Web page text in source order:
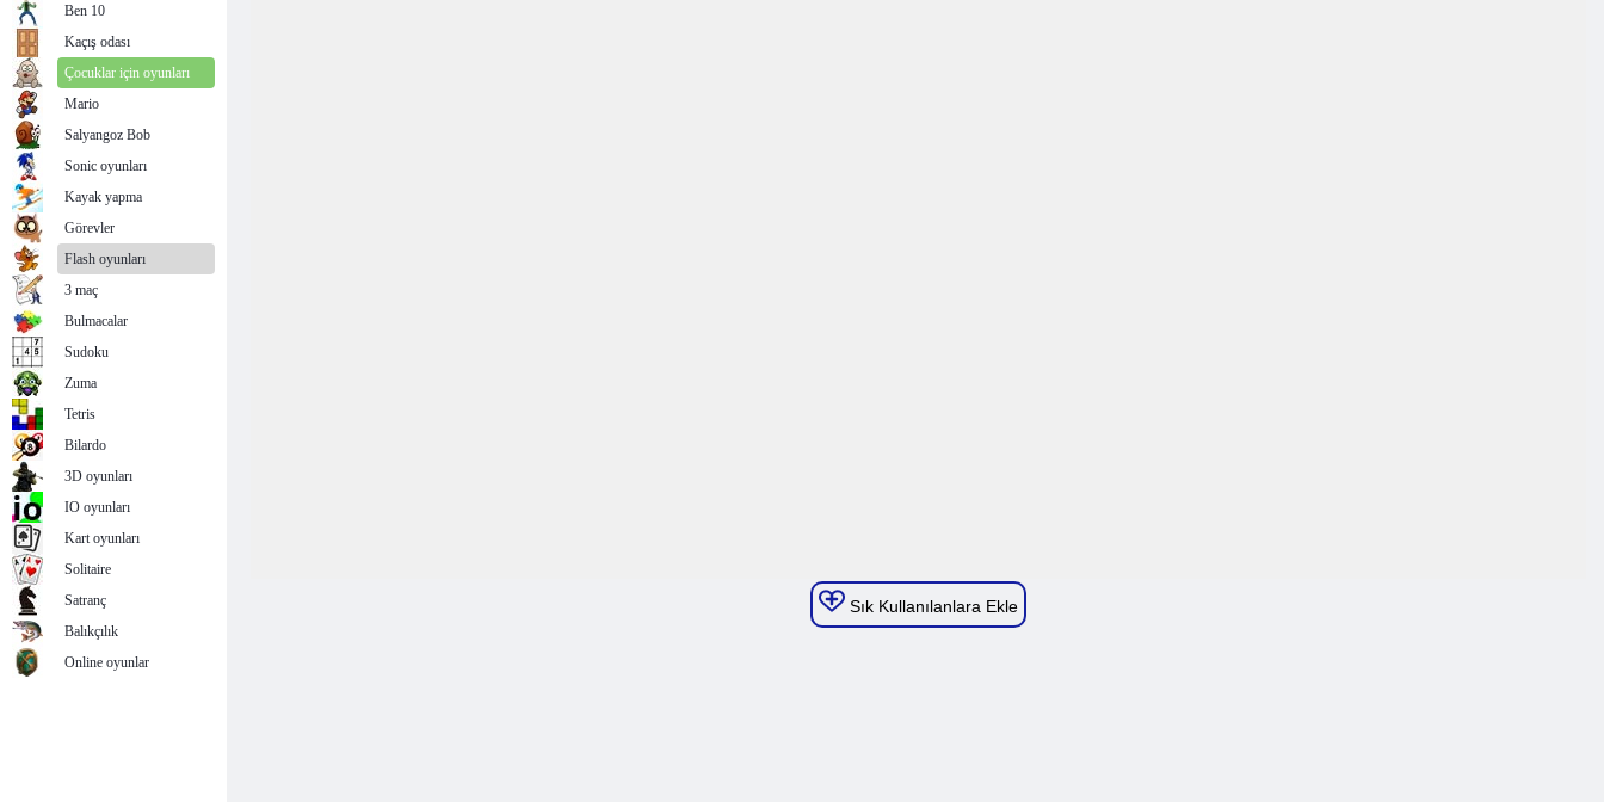
Sık Kullanılanlara Ekle
Ben 10
Kaçış odası
Çocuklar için oyunları
Mario
Salyangoz Bob
Sonic oyunları
Kayak yapma
Görevler
Flash oyunları
3 maç
Bulmacalar
Sudoku
Zuma
Tetris
Bilardo
3D oyunları
IO oyunları
Kart oyunları
Solitaire
Satranç
Balıkçılık
Online oyunlar